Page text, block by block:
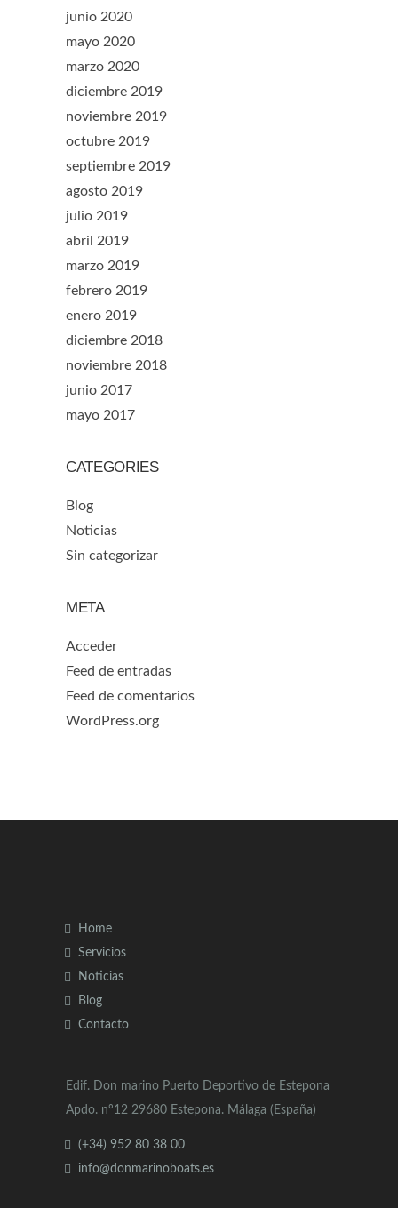
junio 2020
mayo 2020
marzo 2020
diciembre 2019
noviembre 2019
octubre 2019
septiembre 2019
agosto 2019
julio 2019
abril 2019
marzo 2019
febrero 2019
enero 2019
diciembre 2018
noviembre 2018
junio 2017
mayo 2017
CATEGORIES
Blog
Noticias
Sin categorizar
META
Acceder
Feed de entradas
Feed de comentarios
WordPress.org
Home
Servicios
Noticias
Blog
Contacto
Edif. Don marino Puerto Deportivo de Estepona
Apdo. nº12 29680 Estepona. Málaga (España)
(+34) 952 80 38 00
info@donmarinoboats.es